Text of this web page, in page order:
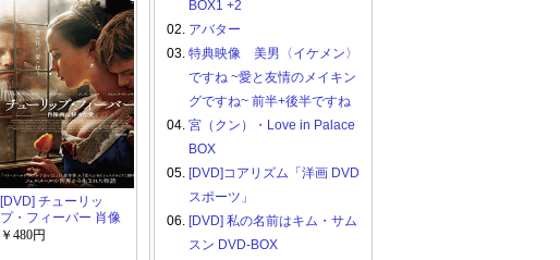
[DVD] チューリッ
プ・フィーバー 肖像
画に秘めた愛
￥480円
BOX1 +2
02. アバター
03. 特典映像 美男〈イケメン〉
ですね ~愛と友情のメイキン
グですね~ 前半+後半ですね
04. 宮（クン）・Love in Palace
BOX
05. [DVD]コアリズム「洋画 DVD
スポーツ」
06. [DVD] 私の名前はキム・サム
スン DVD-BOX